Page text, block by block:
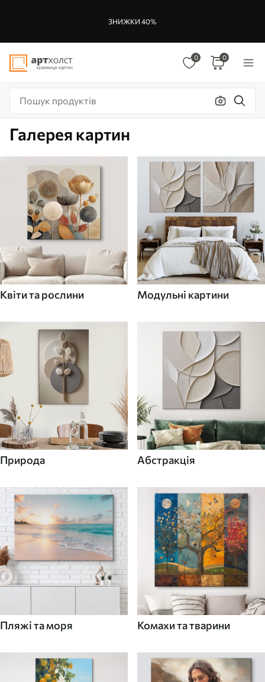
ЗНИЖКИ 40%
0 0
Галерея картин
Квіти та рослини Модульні картини
Природа Абстракція
Пляжі та моря Комахи та тварини